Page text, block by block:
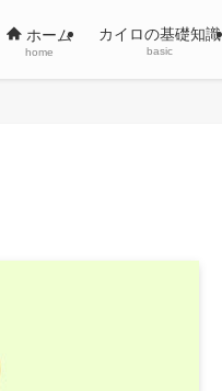
ホーム
home
カイロの基礎知識
basic